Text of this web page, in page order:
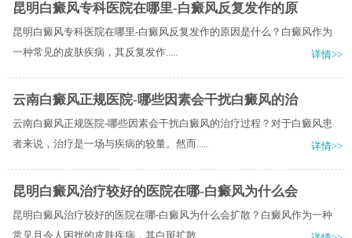
昆明白癜风专科医院在哪里-白癜风反复发作的原
昆明白癜风专科医院在哪里-白癜风反复发作的原因是什么？​白癜风作为
一种常见的皮肤疾病，其反复发作.....
详情>>
云南白癜风正规医院-哪些因素会干扰白癜风的治
云南白癜风正规医院-哪些因素会干扰白癜风的治疗过程？对于白癜风患
者来说，治疗是一场与疾病的较量。然而.....
详情>>
昆明白癜风治疗较好的医院在哪-白癜风为什么会
昆明白癜风治疗较好的医院在哪-白癜风为什么会扩散？白癜风作为一种
常见且令人困扰的皮肤疾病，其白斑扩散.....